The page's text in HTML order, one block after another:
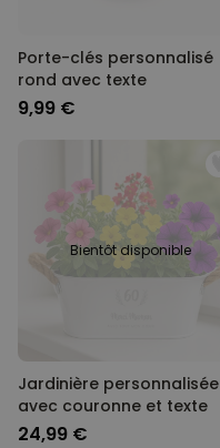
Porte-clés personnalisé
rond avec texte
9,99 €
Bientôt disponible
Jardinière personnalisée
avec couronne et texte
24,99 €